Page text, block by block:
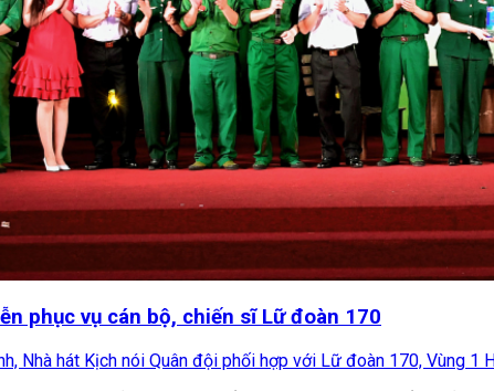
phục vụ cán bộ, chiến sĩ Lữ đoàn 170
Nhà hát Kịch nói Quân đội phối hợp với Lữ đoàn 170, Vùng 1